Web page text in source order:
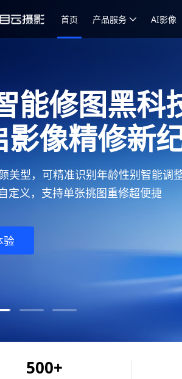
首页 产品服务 AI影像
直播 专业即
、即修、即享，云相册及时交付，
500+